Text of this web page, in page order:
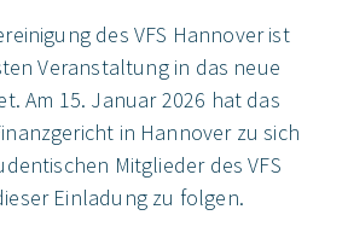
des VFS Hannover ist
Veranstaltung in das neue
Am 15. Januar 2026 hat das
in Hannover zu sich
Mitglieder des VFS
Einladung zu folgen.